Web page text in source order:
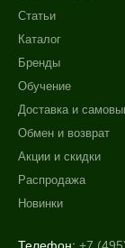
Статьи
Каталог
Бренды
Обучение
Доставка и
Обмен и возврат
Акции и скидки
Распродажа
Новинки